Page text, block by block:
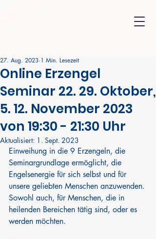
Online Erzengel
Seminar 22. 29. Oktober,
5. 12. November 2023
von 19:30 - 21:30 Uhr
27. Aug. 2023 1 Min. Lesezeit
Aktualisiert: 1. Sept. 2023
Einweihung in die 9 Erzengeln, die
Seminargrundlage ermöglicht, die
Engelsenergie für sich selbst und für
unsere geliebten Menschen anzuwenden.
Sowohl auch, für Menschen, die in
heilenden Bereichen tätig sind, oder es
werden möchten.